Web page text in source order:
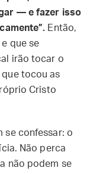
— e fazer isso
Então,
que se
irão tocar o
que tocou as
Cristo
se confessar: o
Não perca
não podem se